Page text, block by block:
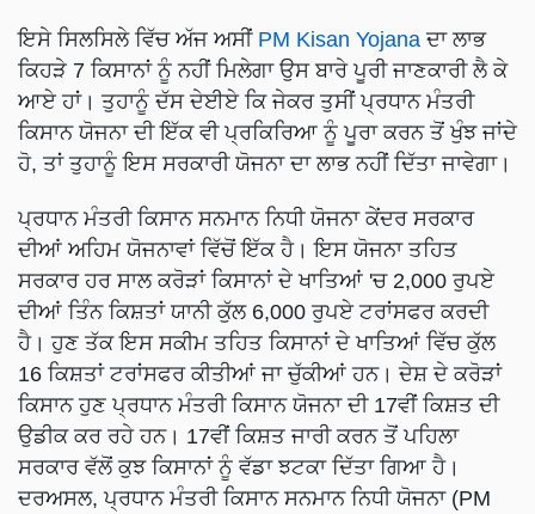
ਇਸੇ ਸਿਲਸਿਲੇ ਵਿੱਚ ਅੱਜ ਅਸੀਂ PM Kisan Yojana ਦਾ ਲਾਭ
ਕਿਹੜੇ 7 ਕਿਸਾਨਾਂ ਨੂੰ ਨਹੀਂ ਮਿਲੇਗਾ ਉਸ ਬਾਰੇ ਪੂਰੀ ਜਾਣਕਾਰੀ ਲੈ ਕੇ
ਆਏ ਹਾਂ। ਤੁਹਾਨੂੰ ਦੱਸ ਦੇਈਏ ਕਿ ਜੇਕਰ ਤੁਸੀਂ ਪ੍ਰਧਾਨ ਮੰਤਰੀ
ਕਿਸਾਨ ਯੋਜਨਾ ਦੀ ਇੱਕ ਵੀ ਪ੍ਰਕਿਰਿਆ ਨੂੰ ਪੂਰਾ ਕਰਨ ਤੋਂ ਖੁੰਝ ਜਾਂਦੇ
ਹੋ, ਤਾਂ ਤੁਹਾਨੂੰ ਇਸ ਸਰਕਾਰੀ ਯੋਜਨਾ ਦਾ ਲਾਭ ਨਹੀਂ ਦਿੱਤਾ ਜਾਵੇਗਾ।
ਪ੍ਰਧਾਨ ਮੰਤਰੀ ਕਿਸਾਨ ਸਨਮਾਨ ਨਿਧੀ ਯੋਜਨਾ ਕੇਂਦਰ ਸਰਕਾਰ
ਦੀਆਂ ਅਹਿਮ ਯੋਜਨਾਵਾਂ ਵਿੱਚੋਂ ਇੱਕ ਹੈ। ਇਸ ਯੋਜਨਾ ਤਹਿਤ
ਸਰਕਾਰ ਹਰ ਸਾਲ ਕਰੋੜਾਂ ਕਿਸਾਨਾਂ ਦੇ ਖਾਤਿਆਂ 'ਚ 2,000 ਰੁਪਏ
ਦੀਆਂ ਤਿੰਨ ਕਿਸ਼ਤਾਂ ਯਾਨੀ ਕੁੱਲ 6,000 ਰੁਪਏ ਟਰਾਂਸਫਰ ਕਰਦੀ
ਹੈ। ਹੁਣ ਤੱਕ ਇਸ ਸਕੀਮ ਤਹਿਤ ਕਿਸਾਨਾਂ ਦੇ ਖਾਤਿਆਂ ਵਿੱਚ ਕੁੱਲ
16 ਕਿਸ਼ਤਾਂ ਟਰਾਂਸਫਰ ਕੀਤੀਆਂ ਜਾ ਚੁੱਕੀਆਂ ਹਨ। ਦੇਸ਼ ਦੇ ਕਰੋੜਾਂ
ਕਿਸਾਨ ਹੁਣ ਪ੍ਰਧਾਨ ਮੰਤਰੀ ਕਿਸਾਨ ਯੋਜਨਾ ਦੀ 17ਵੀਂ ਕਿਸ਼ਤ ਦੀ
ਉਡੀਕ ਕਰ ਰਹੇ ਹਨ। 17ਵੀਂ ਕਿਸ਼ਤ ਜਾਰੀ ਕਰਨ ਤੋਂ ਪਹਿਲਾ
ਸਰਕਾਰ ਵੱਲੋਂ ਕੁਝ ਕਿਸਾਨਾਂ ਨੂੰ ਵੱਡਾ ਝਟਕਾ ਦਿੱਤਾ ਗਿਆ ਹੈ।
ਦਰਅਸਲ, ਪ੍ਰਧਾਨ ਮੰਤਰੀ ਕਿਸਾਨ ਸਨਮਾਨ ਨਿਧੀ ਯੋਜਨਾ (PM